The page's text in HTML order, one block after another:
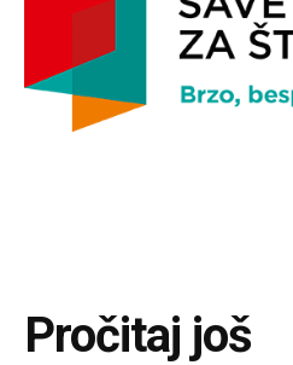
Pročitaj još